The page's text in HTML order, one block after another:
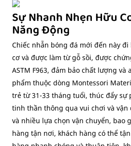
Sự Nhanh Nhẹn Hữu
Năng Động
Chiếc nhẫn bóng đá mới đến này
cơ và được làm từ gỗ sồi, được
ASTM F963, đảm bảo chất lượng và
phẩm thuộc dòng Montessori
trẻ từ 31-33 tháng tuổi, thúc đẩy sự
tinh thần thông qua vui chơi và vận
và nhiều lựa chọn vận chuyển, bao
hàng tận nơi, khách hàng có thể